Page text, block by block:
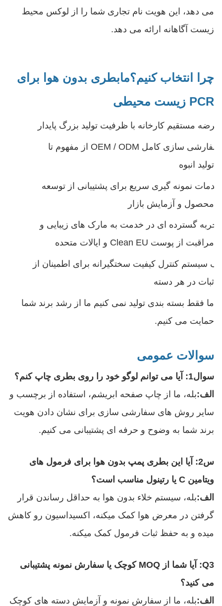
می دهد، این هویت نام تجاری شما را از لوکس محیط
زیست آگاهانه ارائه می دهد.
چرا انتخاب کنیم؟مابطری بدون هوا برای
PCR زیست محیطی
عرضه مستقیم کارخانه با ظرفیت تولید بزرگ پایدار
سفارشی سازی کامل OEM / ODM از مفهوم تا
تولید انبوه
خدمات نمونه گیری سریع برای پشتیبانی از توسعه
محصول و آزمایش بازار
تجربه گسترده ای در خدمت به مارک های زیبایی و
مراقبت از پوست Clean EU و ایالات متحده
یک سیستم کنترل کیفیت سختگیرانه برای اطمینان از
ثبات در هر دسته
ما فقط بسته بندی تولید نمی کنیم ما از رشد برند شما
حمایت می کنیم.
سوالات عمومی
سوال1: آیا می توانم لوگو خود را روی بطری چاپ کنم؟
الف:بله، ما از چاپ صفحه ابریشم، استفاده از برچسب و
سایر روش های سفارشی سازی برای نشان دادن هویت
برند شما به وضوح و حرفه ای پشتیبانی می کنیم.
س2: آیا این بطری پمپ بدون هوا برای فرمول های
ویتامین C یا رتینول مناسب است؟
الف:بله، سيستم خلاء بدون هوا به حداقل رساندن قرار
گرفتن در معرض هوا کمک ميکنه، اکسيداسيون رو کاهش
ميده و به حفظ ثبات فرمول کمک ميکنه.
Q3: آیا شما از MOQ کوچک یا سفارش نمونه پشتیبانی
می کنید؟
الف:بله، ما از سفارش نمونه و آزمایش دسته های کوچک